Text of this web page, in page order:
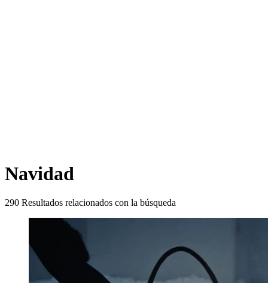
Navidad
290 Resultados relacionados con la búsqueda